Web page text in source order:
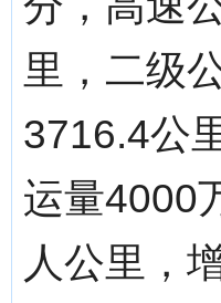
里，二级
3716.4公
运量4000
人公里，